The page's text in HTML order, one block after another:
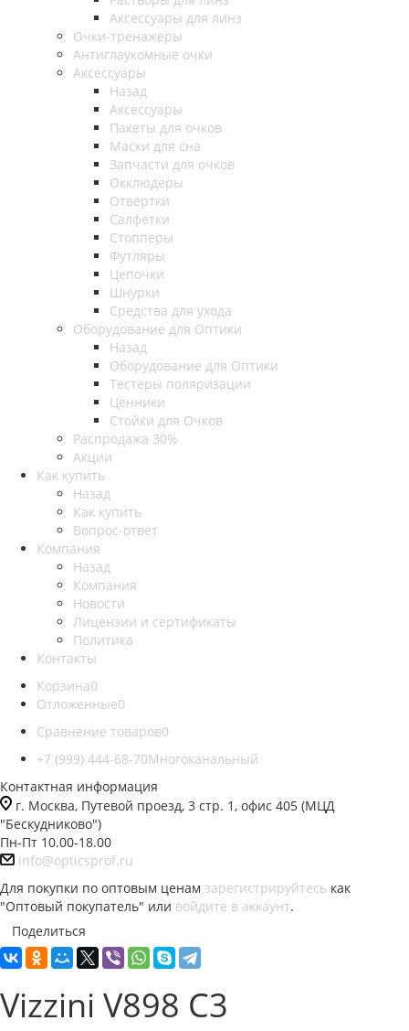
Аксессуары для линз
Очки-тренажеры
Антиглаукомные очки
Аксессуары
Назад
Аксессуары
Пакеты для очков
Маски для сна
Запчасти для очков
Окклюдеры
Отвёртки
Салфетки
Стопперы
Футляры
Цепочки
Шнурки
Средства для ухода
Оборудование для Оптики
Назад
Оборудование для Оптики
Тестеры поляризации
Ценники
Стойки для Очков
Распродажа 30%
Акции
Как купить
Назад
Как купить
Вопрос-ответ
Компания
Назад
Компания
Новости
Лицензии и сертификаты
Политика
Контакты
Корзина0
Отложенные0
Сравнение товаров0
+7 (999) 444-68-70Многоканальный
Контактная информация
г. Москва, Путевой проезд, 3 стр. 1, офис 405 (МЦД
"Бескудниково")
Пн-Пт 10.00-18.00
info@opticsprof.ru
Для покупки по оптовым ценам зарегистрируйтесь как
"Оптовый покупатель" или войдите в аккаунт.
Поделиться
Vizzini V898 C3